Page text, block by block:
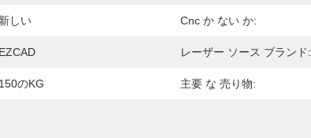
新しい Cnc か ない か:
EZCAD レーザー ソース ブランド:
150のKG 主要 な 売り物: